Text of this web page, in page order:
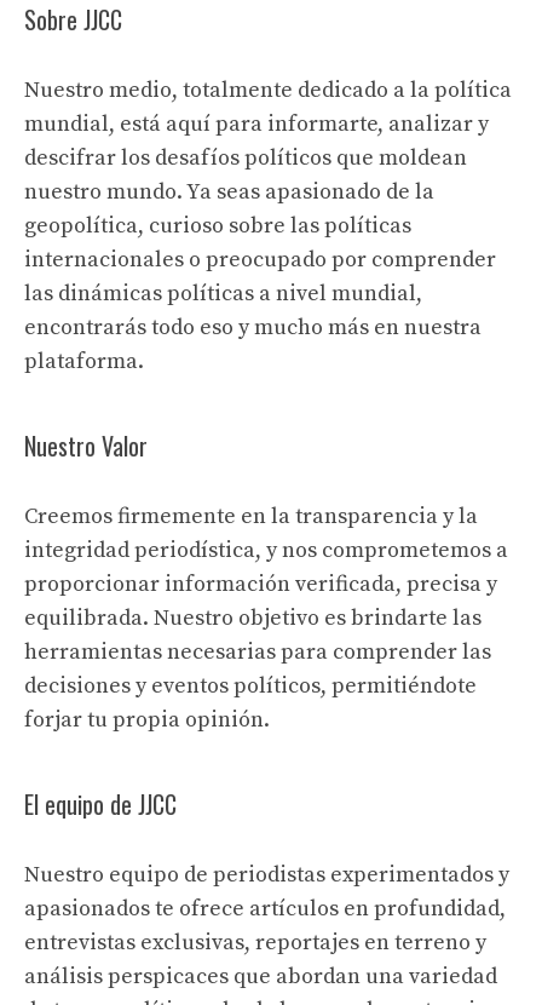
Sobre JJCC
Nuestro medio, totalmente dedicado a la política
mundial, está aquí para informarte, analizar y
descifrar los desafíos políticos que moldean
nuestro mundo. Ya seas apasionado de la
geopolítica, curioso sobre las políticas
internacionales o preocupado por comprender
las dinámicas políticas a nivel mundial,
encontrarás todo eso y mucho más en nuestra
plataforma.
Nuestro Valor
Creemos firmemente en la transparencia y la
integridad periodística, y nos comprometemos a
proporcionar información verificada, precisa y
equilibrada. Nuestro objetivo es brindarte las
herramientas necesarias para comprender las
decisiones y eventos políticos, permitiéndote
forjar tu propia opinión.
El equipo de JJCC
Nuestro equipo de periodistas experimentados y
apasionados te ofrece artículos en profundidad,
entrevistas exclusivas, reportajes en terreno y
análisis perspicaces que abordan una variedad